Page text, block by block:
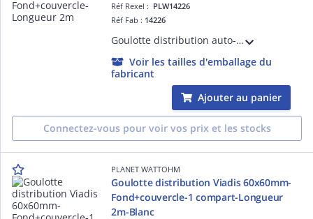
Réf Rexel : PLW14226
Réf Fab : 14226
Goulotte distribution auto-adhésive Viadis 16x12,5mm-Fond+couvercle-Longueur 2m
Voir les tailles d'emballage du
fabricant
Ajouter au panier
Connectez-vous pour voir vos prix et les stocks
PLANET WATTOHM
Goulotte distribution Viadis 60x60mm-
Fond+couvercle-1 compart-Longueur
2m-Blanc